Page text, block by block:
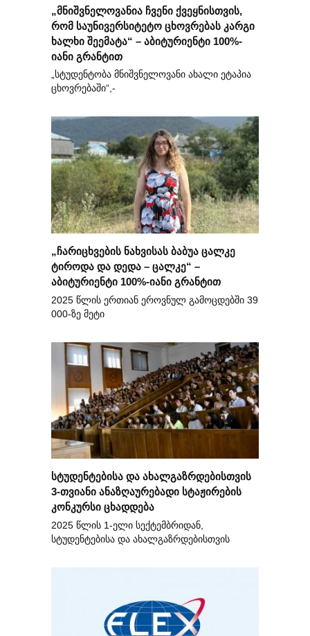
„მნიშვნელოვანია ჩვენი ქვეყნისთვის,
რომ საუნივერსიტეტო ცხოვრებას კარგი
ხალხი შეემატა“ – აბიტურიენტი 100%-
იანი გრანტით
„სტუდენტობა მნიშვნელოვანი ახალი ეტაპია
ცხოვრებაში“,-
„ჩარიცხვების ნახვისას ბაბუა ცალკე
ტიროდა და დედა – ცალკე“ –
აბიტურიენტი 100%-იანი გრანტით
2025 წლის ერთიან ეროვნულ გამოცდებში 39
000-ზე მეტი
სტუდენტებისა და ახალგაზრდებისთვის
3-თვიანი ანაზღაურებადი სტაჟირების
კონკურსი ცხადდება
2025 წლის 1-ელი სექტემბრიდან,
სტუდენტებისა და ახალგაზრდებისთვის